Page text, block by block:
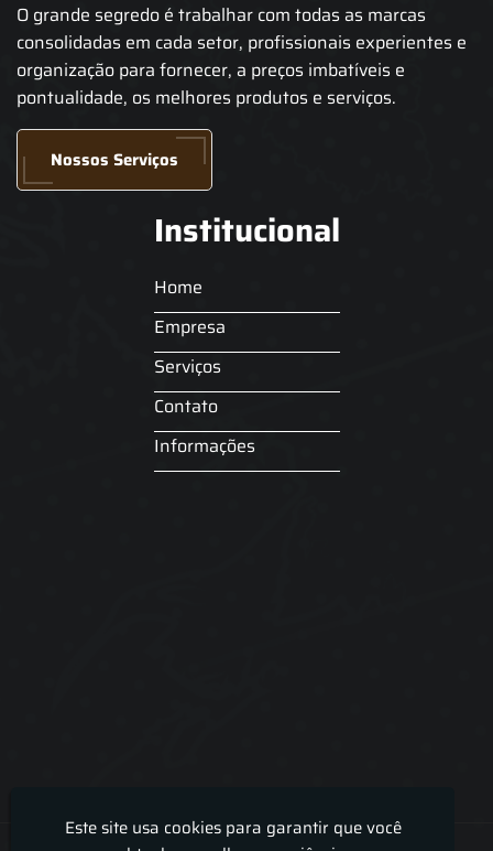
O grande segredo é trabalhar com todas as marcas
consolidadas em cada setor, profissionais experientes e
organização para fornecer, a preços imbatíveis e
pontualidade, os melhores produtos e serviços.
Nossos Serviços
Institucional
Home
Empresa
Serviços
Contato
Informações
Lira Luz Decor - Cortinas sob medidas e persianas
Este site usa cookies para garantir que você